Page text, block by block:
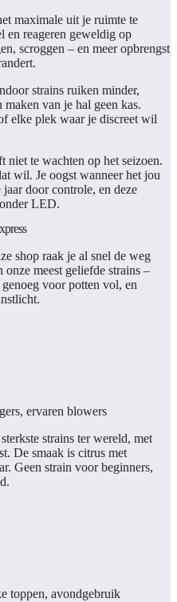
maximale uit je ruimte te
en reageren geweldig op
scroggen – en meer opbrengst
strains ruiken minder,
van je hal geen kas.
elke plek waar je discreet wil
niet te wachten op het seizoen.
wil. Je oogst wanneer het jou
door controle, en deze
LED.
shop raak je al snel de weg
meest geliefde strains –
voor potten vol, en
ervaren blowers
strains ter wereld, met
De smaak is citrus met
Geen strain voor beginners,
toppen, avondgebruik